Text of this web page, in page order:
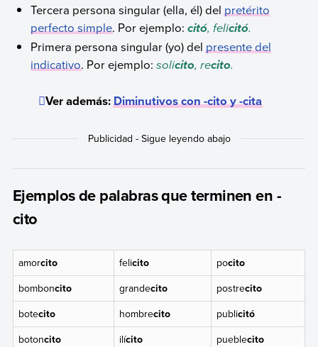
Tercera persona singular (ella, él) delpretérito
perfecto simple. Por ejemplo:citó, felicitó.
Primera persona singular (yo) delpresente del
indicativo. Por ejemplo: solicito, recito.
Ver además:Diminutivos con -cito y -cita
Ejemplos de palabras que terminen en -
cito
amorcito felicito pocito
bomboncito grandecito postrecito
botecito hombrecito publicitó
botoncito ilícito pueblecito